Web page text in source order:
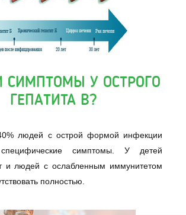
СИМПТОМЫ У ОСТРОГО
ГЕПАТИТА B?
людей с острой формой инфекции
симптомы. У детей
и людей с ослабленным иммунитетом
полностью.